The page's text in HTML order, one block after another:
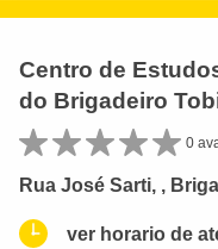
Centro de
do Brigadeiro
0
Rua José Sarti, ,
ver horario de